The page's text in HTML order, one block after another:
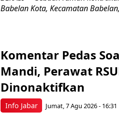
Babelan Kota, Kecamatan
Info Jabar
Komentar Pedas
Mandi, Perawat
Dinonaktifkan
Jumat, 7 Agu 2026 - 16:31